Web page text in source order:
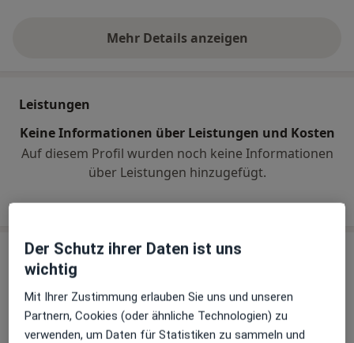
Mehr Details anzeigen
über Erfahrungen
Leistungen
Keine Informationen über Leistungen und Kosten
Auf diesem Profil wurden noch keine Informationen
über Leistungen hinzugefügt.
Praxis
Praxis Dr.med. Sven Heinrich Facharzt für
MKG-Chirurgie
Friedrichstr. 63, Mitte, 10117Berlin
Der Schutz ihrer Daten ist uns
wichtig
Mit Ihrer Zustimmung erlauben Sie uns und unseren
Partnern, Cookies (oder ähnliche Technologien) zu
verwenden, um Daten für Statistiken zu sammeln und